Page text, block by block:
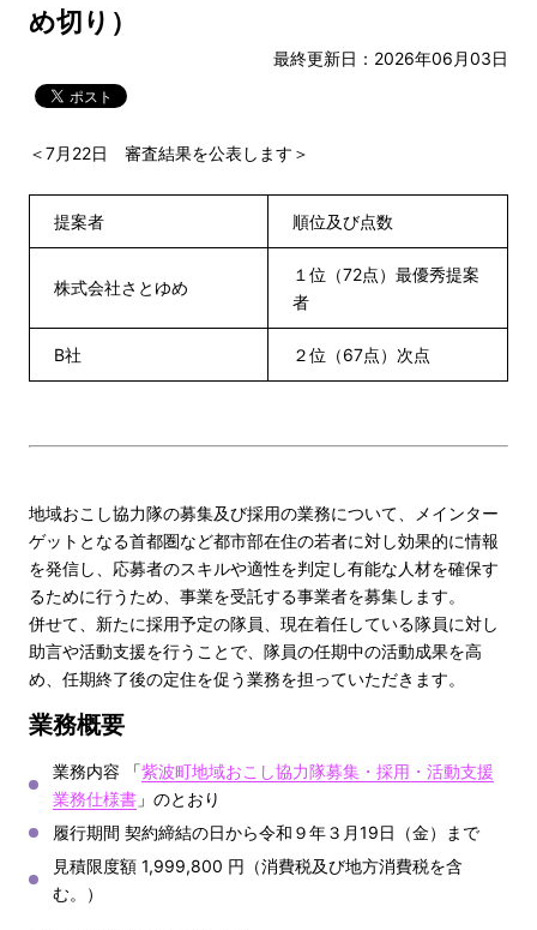
め切り）
最終更新日：2026年06月03日
＜7月22日 審査結果を公表します＞
提案者 順位及び点数
株式会社さとゆめ
１位（72点）最優秀提案
者
B社 ２位（67点）次点
地域おこし協力隊の募集及び採用の業務について、メインター
ゲットとなる首都圏など都市部在住の若者に対し効果的に情報
を発信し、応募者のスキルや適性を判定し有能な人材を確保す
るために行うため、事業を受託する事業者を募集します。
併せて、新たに採用予定の隊員、現在着任している隊員に対し
助言や活動支援を行うことで、隊員の任期中の活動成果を高
め、任期終了後の定住を促う業務を担っていただきます。
業務概要
業務内容 「紫波町地域おこし協力隊募集・採用・活動支援
業務仕様書 」のとおり
履行期間 契約締結の日から令和９年３月19日（金）まで
見積限度額 1,999,800 円（消費税及び地方消費税を含
む。）